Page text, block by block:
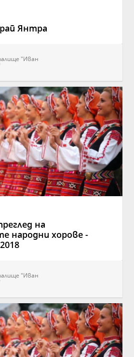
Янтра
"Иван
на
народни хорове -
"Иван